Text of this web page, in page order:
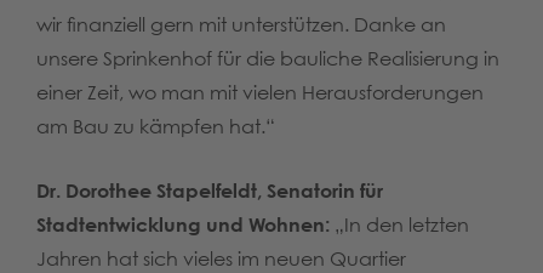
wir finanziell gern mit unterstützen. Danke an
unsere Sprinkenhof für die bauliche Realisierung in
einer Zeit, wo man mit vielen Herausforderungen
am Bau zu kämpfen hat.“
Dr. Dorothee Stapelfeldt, Senatorin für
Stadtentwicklung und Wohnen: „In den letzten
Jahren hat sich vieles im neuen Quartier